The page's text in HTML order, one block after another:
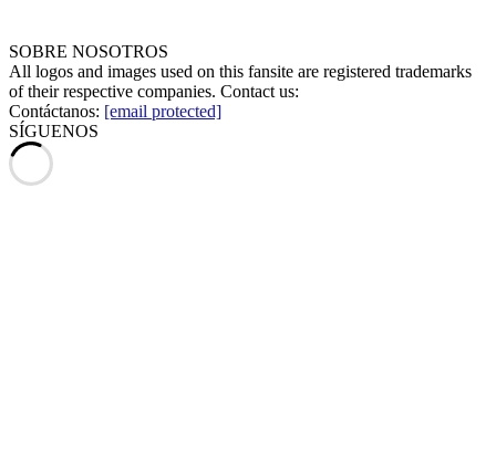
SOBRE NOSOTROS
All logos and images used on this fansite are registered trademarks
of their respective companies. Contact us:
Contáctanos: [email protected]
SÍGUENOS